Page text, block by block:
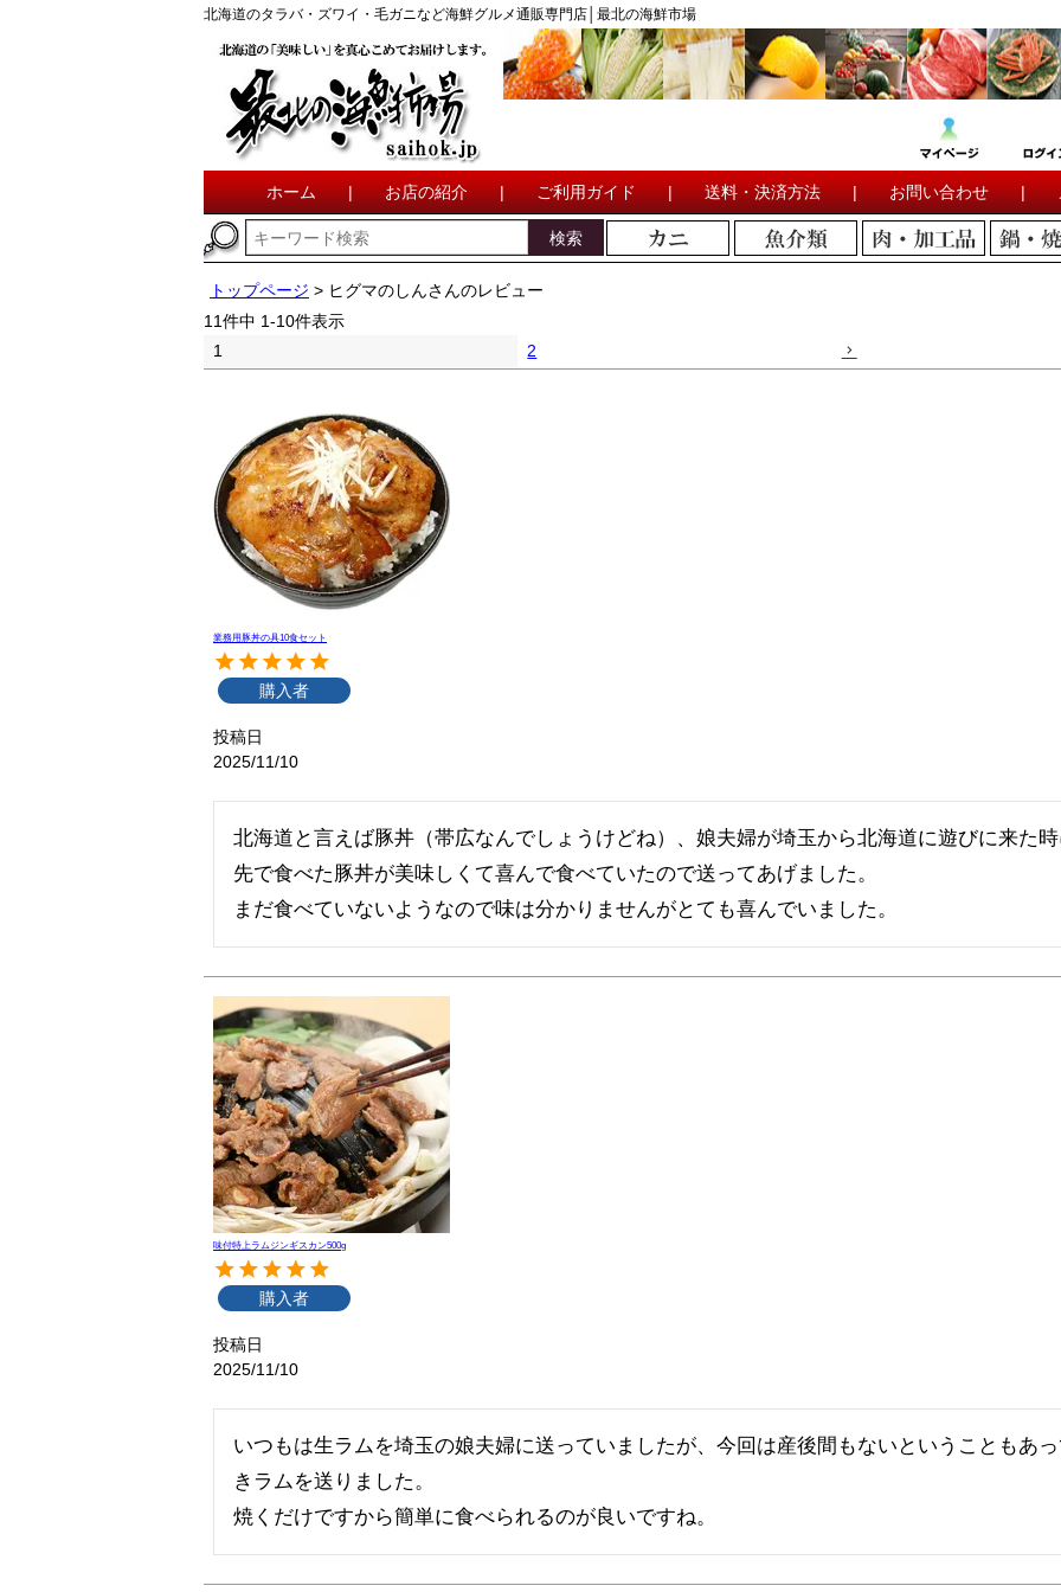
北海道のタラバ・ズワイ・毛ガニなど海鮮グルメ通販専門店│最北の海鮮市場
ホーム | お店の紹介 | ご利用ガイド | 送料・決済方法 | お問い合わせ |
検索
トップページ
ヒグマのしんさんのレビュー
11件中 1-10件表示
1
2
業務用豚丼の具10食セット
購入者
投稿日
2025/11/10
北海道と言えば豚丼（帯広なんでしょうけどね）、娘夫婦が埼玉から北海道に遊びに来た
先で食べた豚丼が美味しくて喜んで食べていたので送ってあげました。
まだ食べていないようなので味は分かりませんがとても喜んでいました。
味付特上ラムジンギスカン500g
購入者
投稿日
2025/11/10
いつもは生ラムを埼玉の娘夫婦に送っていましたが、今回は産後間もないということもあ
きラムを送りました。
焼くだけですから簡単に食べられるのが良いですね。